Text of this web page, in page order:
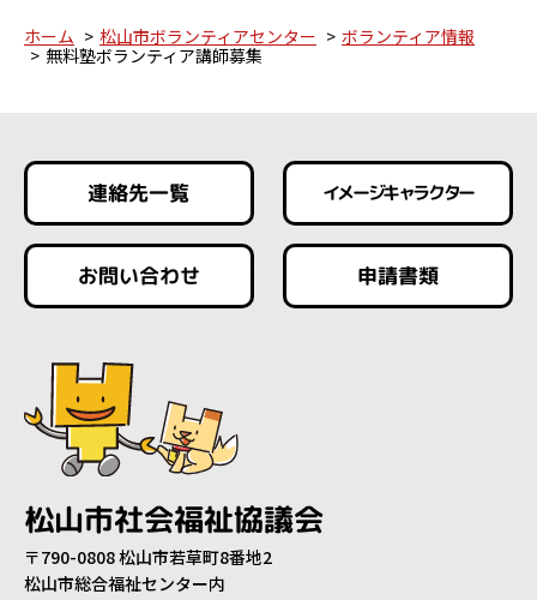
ホーム 松山市ボランティアセンター
ボランティア情報
無料塾ボランティア講師募集
連絡先一覧 イメージキャラクター
お問い合わせ 申請書類
松山市社会福祉協議会
〒790-0808 松山市若草町8番地2
松山市総合福祉センター内